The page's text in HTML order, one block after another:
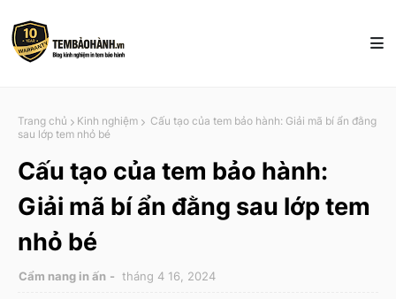
Trang chủ Kinh nghiệm
Cấu tạo của tem bảo hành: Giải mã bí ẩn đằng
sau lớp tem nhỏ bé
Cấu tạo của tem bảo hành:
Giải mã bí ẩn đằng sau lớp tem
nhỏ bé
Cẩm nang in ấn tháng 4 16, 2024